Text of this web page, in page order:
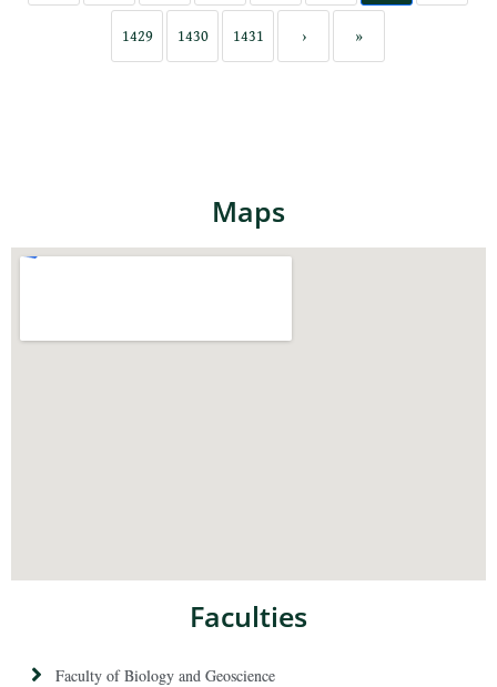
1429 1430 1431 › »
Maps
Faculties
Faculty of Biology and Geoscience